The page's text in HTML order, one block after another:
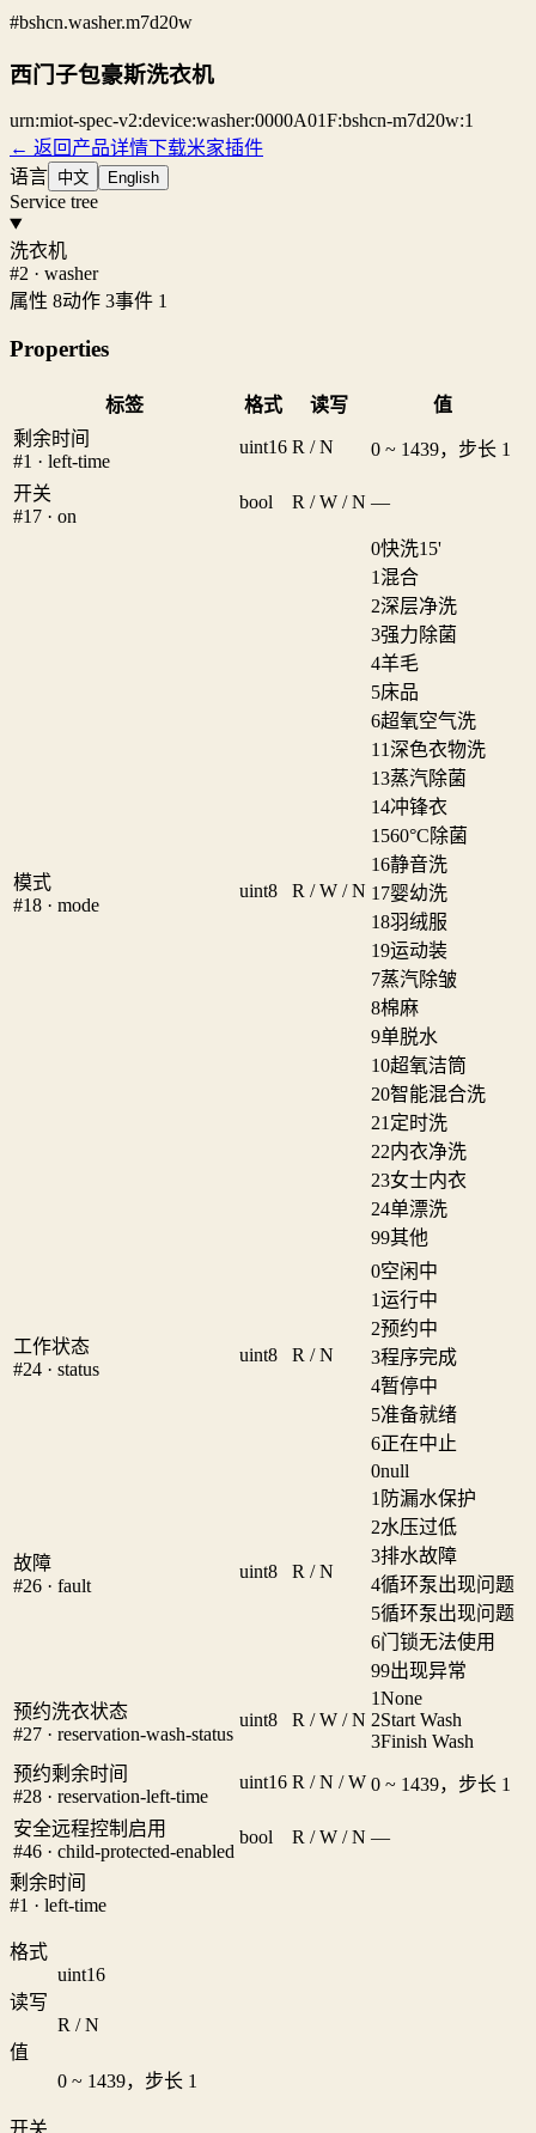
#bshcn.washer.m7d20w
西门子包豪斯洗衣机
urn:miot-spec-v2:device:washer:0000A01F:bshcn-m7d20w:1
← 返回产品详情下载米家插件
语言 中文 English
Service tree
洗衣机
#2 · washer
属性 8动作 3事件 1
Properties
标签 格式 读写
值
剩余时间
#1 · left-time
uint16 R / N 0 ~ 1439，步长 1
开关
#17 · on
bool R / W / N —
模式
#18 · mode
uint8 R / W / N
0快洗15'
1 混合
2深层净洗
3强力除菌
4羊毛
5床品
6超氧空气洗
11深色衣物洗
13蒸汽除菌
14冲锋衣
1560°C除菌
16静音洗
17婴幼洗
18羽绒服
19运动装
7蒸汽除皱
8棉麻
9单脱水
10超氧洁筒
20智能混合洗
21 定时洗
22内衣净洗
23女士内衣
24单漂洗
99其他
工作状态
#24 · status
uint8 R / N
0空闲中
1运行中
2预约中
3程序完成
4暂停中
5准备就绪
6正在中止
故障
#26 · fault
uint8 R / N
0null
1 防漏水保护
2水压过低
3排水故障
4循环泵出现问题
5循环泵出现问题
6门锁无法使用
99出现异常
预约洗衣状态
#27 · reservation-wash-status
uint8 R / W / N
1None
2Start Wash
3Finish Wash
预约剩余时间
#28 · reservation-left-time
uint16 R / N / W 0 ~ 1439，步长 1
安全远程控制启用
#46 · child-protected-enabled
bool R / W / N —
剩余时间
#1 · left-time
格式
uint16
读写
R / N
值
0 ~ 1439，步长 1
开关